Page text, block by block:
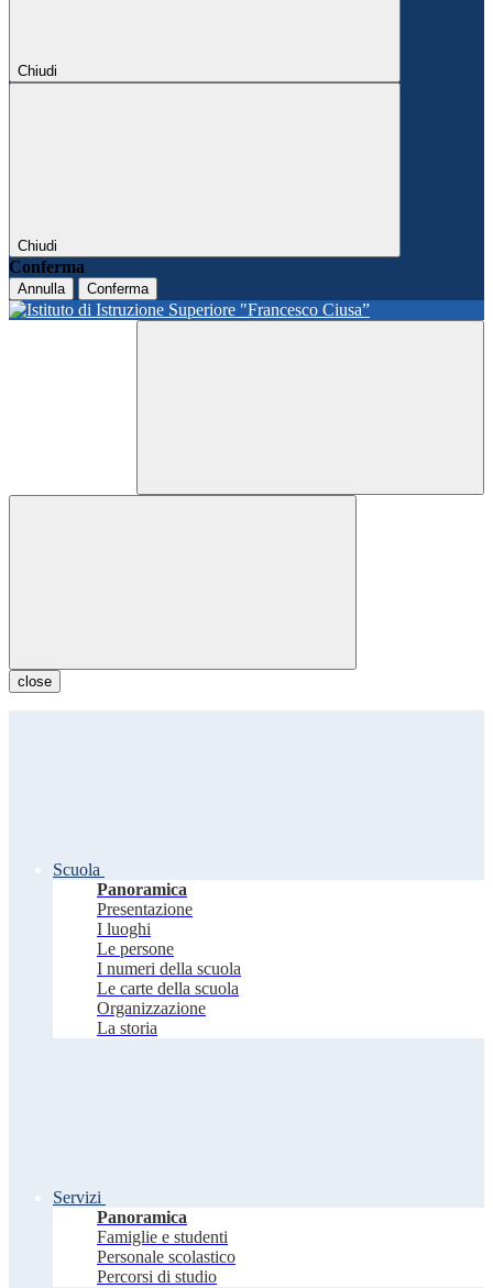
Chiudi
Chiudi
Conferma
Annulla Conferma
close
Scuola
Panoramica
Presentazione
I luoghi
Le persone
I numeri della scuola
Le carte della scuola
Organizzazione
La storia
Servizi
Panoramica
Famiglie e studenti
Personale scolastico
Percorsi di studio